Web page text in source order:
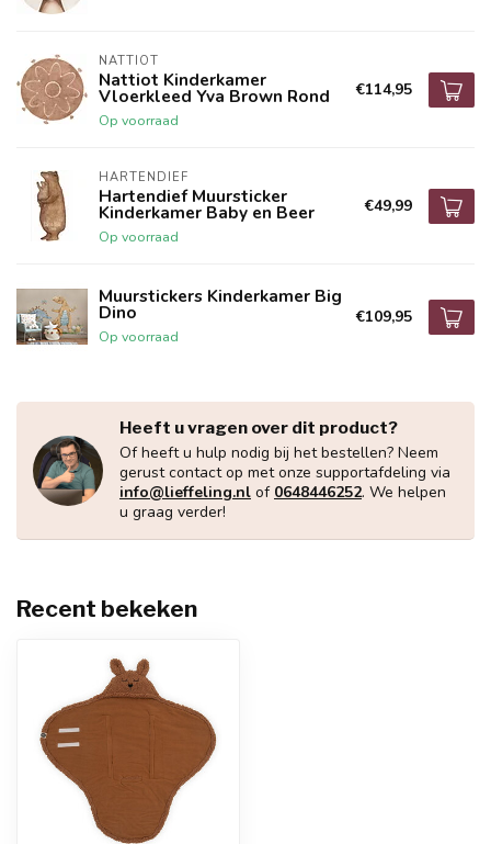
NATTIOT
Nattiot Kinderkamer
Vloerkleed Yva Brown Rond
Op voorraad
€114,95
HARTENDIEF
Hartendief Muursticker
Kinderkamer Baby en Beer
Op voorraad
€49,99
Muurstickers Kinderkamer Big
Dino
Op voorraad
€109,95
Heeft u vragen over dit product?
Of heeft u hulp nodig bij het bestellen? Neem
gerust contact op met onze supportafdeling via
info@lieffeling.nl of 0648446252. We helpen
u graag verder!
Recent bekeken